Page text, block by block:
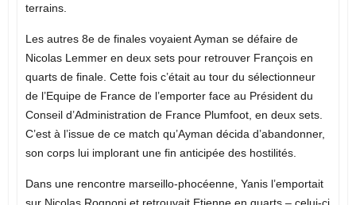
terrains.
Les autres 8e de finales voyaient Ayman se défaire de
Nicolas Lemmer en deux sets pour retrouver François en
quarts de finale. Cette fois c’était au tour du sélectionneur
de l’Equipe de France de l’emporter face au Président du
Conseil d’Administration de France Plumfoot, en deux sets.
C’est à l’issue de ce match qu’Ayman décida d’abandonner,
son corps lui implorant une fin anticipée des hostilités.
Dans une rencontre marseillo-phocéenne, Yanis l’emportait
sur Nicolas Rognoni et retrouvait Etienne en quarts – celui-ci